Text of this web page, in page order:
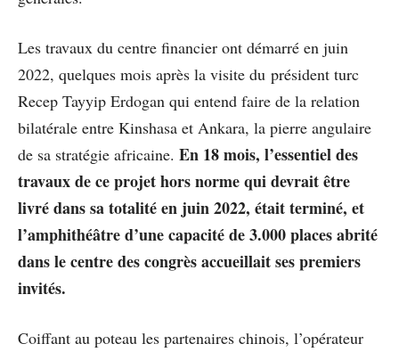
Les travaux du centre financier ont démarré en juin
2022, quelques mois après la visite du président turc
Recep Tayyip Erdogan qui entend faire de la relation
bilatérale entre Kinshasa et Ankara, la pierre angulaire
de sa stratégie africaine. En 18 mois, l’essentiel des
travaux de ce projet hors norme qui devrait être
livré dans sa totalité en juin 2022, était terminé, et
l’amphithéâtre d’une capacité de 3.000 places abrité
dans le centre des congrès accueillait ses premiers
invités.
Coiffant au poteau les partenaires chinois, l’opérateur